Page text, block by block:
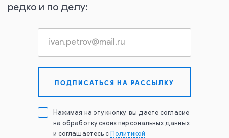
редко и по делу:
Нажимая на эту кнопку, вы даете согласие
на обработку своих персональных данных
и соглашаетесь с Политикой